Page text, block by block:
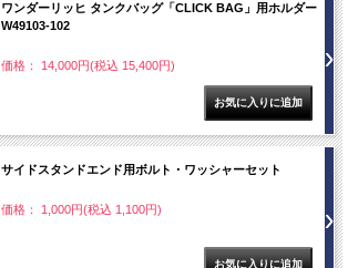
ワンダーリッヒ タンクバッグ「CLICK BAG」用ホルダー
W49103-102
価格： 14,000円(税込 15,400円)
サイドスタンドエンド用ボルト・ワッシャーセット
価格： 1,000円(税込 1,100円)